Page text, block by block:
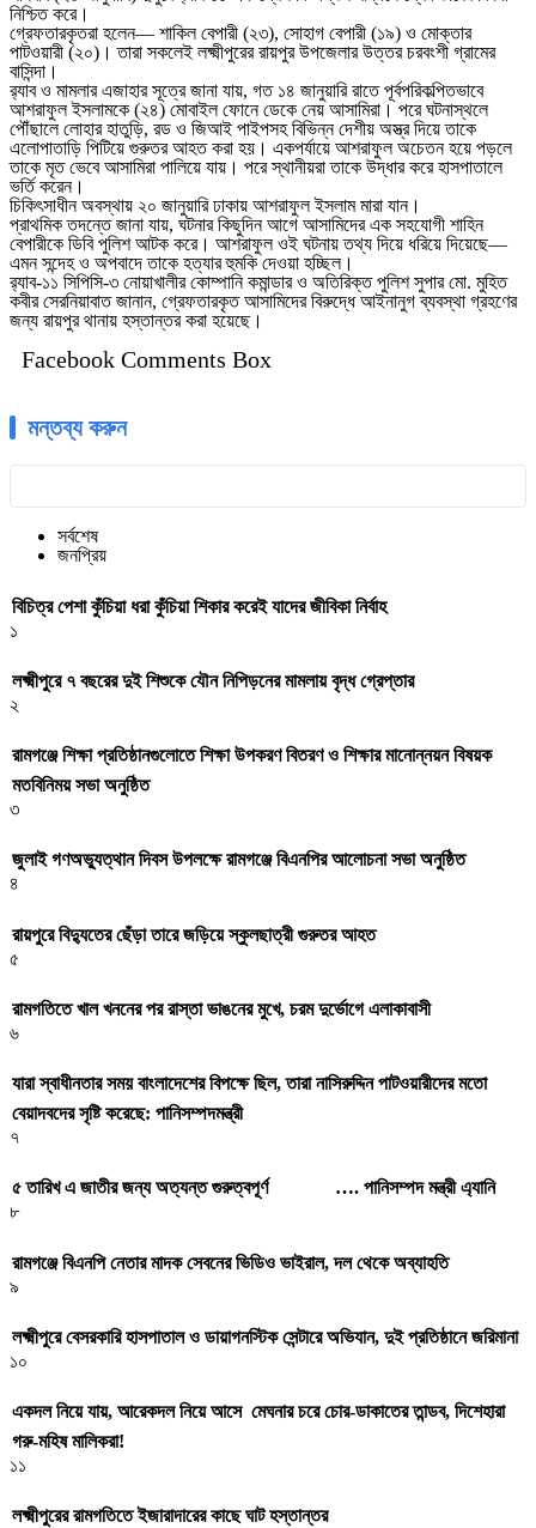
নিশ্চিত করে।
গ্রেফতারকৃতরা হলেন— শাকিল বেপারী (২৩), সোহাগ বেপারী (১৯) ও মোক্তার
পাটওয়ারী (২০)। তারা সকলেই লক্ষ্মীপুরের রায়পুর উপজেলার উত্তর চরবংশী গ্রামের
বাসিন্দা।
র‌্যাব ও মামলার এজাহার সূত্রে জানা যায়, গত ১৪ জানুয়ারি রাতে পূর্বপরিকল্পিতভাবে
আশরাফুল ইসলামকে (২৪) মোবাইল ফোনে ডেকে নেয় আসামিরা। পরে ঘটনাস্থলে
পৌঁছালে লোহার হাতুড়ি, রড ও জিআই পাইপসহ বিভিন্ন দেশীয় অস্ত্র দিয়ে তাকে
এলোপাতাড়ি পিটিয়ে গুরুতর আহত করা হয়। একপর্যায়ে আশরাফুল অচেতন হয়ে পড়লে
তাকে মৃত ভেবে আসামিরা পালিয়ে যায়। পরে স্থানীয়রা তাকে উদ্ধার করে হাসপাতালে
ভর্তি করেন।
চিকিৎসাধীন অবস্থায় ২০ জানুয়ারি ঢাকায় আশরাফুল ইসলাম মারা যান।
প্রাথমিক তদন্তে জানা যায়, ঘটনার কিছুদিন আগে আসামিদের এক সহযোগী শাহিন
বেপারীকে ডিবি পুলিশ আটক করে। আশরাফুল ওই ঘটনায় তথ্য দিয়ে ধরিয়ে দিয়েছে—
এমন সন্দেহ ও অপবাদে তাকে হত্যার হুমকি দেওয়া হচ্ছিল।
র‌্যাব-১১ সিপিসি-৩ নোয়াখালীর কোম্পানি কমান্ডার ও অতিরিক্ত পুলিশ সুপার মো. মুহিত
কবীর সেরনিয়াবাত জানান, গ্রেফতারকৃত আসামিদের বিরুদ্ধে আইনানুগ ব্যবস্থা গ্রহণের
জন্য রায়পুর থানায় হস্তান্তর করা হয়েছে।
Facebook Comments Box
মন্তব্য করুন
সর্বশেষ
জনপ্রিয়
বিচিত্র পেশা কুঁচিয়া ধরা কুঁচিয়া শিকার করেই যাদের জীবিকা নির্বাহ
১
লক্ষ্মীপুরে ৭ বছরের দুই শিশুকে যৌন নিপিড়নের মামলায় বৃদ্ধ গ্রেপ্তার
২
রামগঞ্জে শিক্ষা প্রতিষ্ঠানগুলোতে শিক্ষা উপকরণ বিতরণ ও শিক্ষার মানোন্নয়ন বিষয়ক
মতবিনিময় সভা অনুষ্ঠিত
৩
জুলাই গণঅভ্যুত্থান দিবস উপলক্ষে রামগঞ্জে বিএনপির আলোচনা সভা অনুষ্ঠিত
৪
রায়পুরে বিদ্যুতের ছেঁড়া তারে জড়িয়ে স্কুলছাত্রী গুরুতর আহত
৫
রামগতিতে খাল খননের পর রাস্তা ভাঙনের মুখে, চরম দুর্ভোগে এলাকাবাসী
৬
যারা স্বাধীনতার সময় বাংলাদেশের বিপক্ষে ছিল, তারা নাসিরুদ্দিন পাটওয়ারীদের মতো
বেয়াদবদের সৃষ্টি করেছে: পানিসম্পদমন্ত্রী
৭
৫ তারিখ এ জাতীর জন্য অত্যন্ত গুরুত্বপূর্ণ …. পানিসম্পদ মন্ত্রী এ্যানি
৮
রামগঞ্জে বিএনপি নেতার মাদক সেবনের ভিডিও ভাইরাল, দল থেকে অব্যাহতি
৯
লক্ষ্মীপুরে বেসরকারি হাসপাতাল ও ডায়াগনস্টিক সেন্টারে অভিযান, দুই প্রতিষ্ঠানে জরিমানা
১০
একদল নিয়ে যায়, আরেকদল নিয়ে আসে মেঘনার চরে চোর-ডাকাতের তান্ডব, দিশেহারা
গরু-মহিষ মালিকরা!
১১
লক্ষ্মীপুরের রামগতিতে ইজারাদারের কাছে ঘাট হস্তান্তর